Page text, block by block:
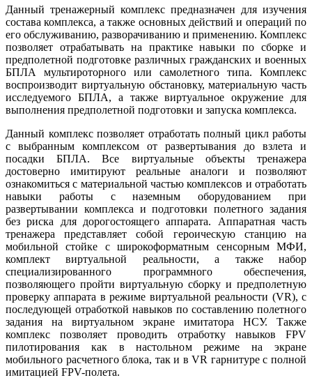
Данный тренажерный комплекс предназначен для изучения
состава комплекса, а также основных действий и операций по
его обслуживанию, разворачиванию и применению. Комплекс
позволяет отрабатывать на практике навыки по сборке и
предполетной подготовке различных гражданских и военных
БПЛА мультироторного или самолетного типа. Комплекс
воспроизводит виртуальную обстановку, материальную часть
исследуемого БПЛА, а также виртуальное окружение для
выполнения предполетной подготовки и запуска комплекса.
Данный комплекс позволяет отработать полный цикл работы
с выбранным комплексом от развертывания до взлета и
посадки БПЛА. Все виртуальные объекты тренажера
достоверно имитируют реальные аналоги и позволяют
ознакомиться с материальной частью комплексов и отработать
навыки работы с наземным оборудованием при
развертывании комплекса и подготовки полетного задания
без риска для дорогостоящего аппарата. Аппаратная часть
тренажера представляет собой героическую станцию на
мобильной стойке с широкоформатным сенсорным МФИ,
комплект виртуальной реальности, а также набор
специализированного программного обеспечения,
позволяющего пройти виртуальную сборку и предполетную
проверку аппарата в режиме виртуальной реальности (VR), с
последующей отработкой навыков по составлению полетного
задания на виртуальном экране имитатора НСУ. Также
комплекс позволяет проводить отработку навыков FPV
пилотирования как в настольном режиме на экране
мобильного расчетного блока, так и в VR гарнитуре с полной
имитацией FPV-полета.